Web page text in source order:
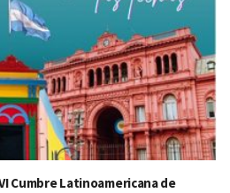
Cumbre Latinoamericana de